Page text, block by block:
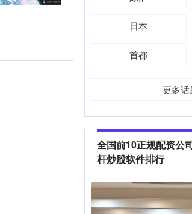
日本
首都
更多
全国前10正规配资公
杆炒股软件排行